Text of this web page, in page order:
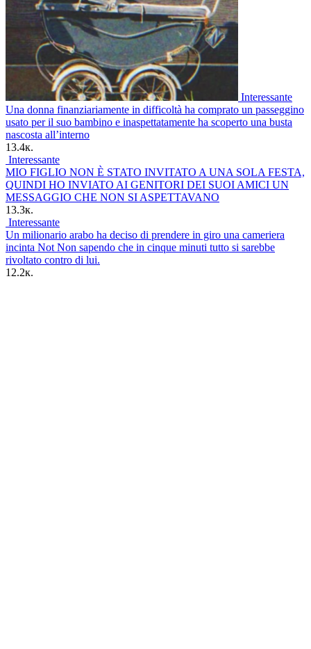
Interessante
Una donna finanziariamente in difficoltà ha comprato un passeggino
usato per il suo bambino e inaspettatamente ha scoperto una busta
nascosta all’interno
13.4к.
Interessante
MIO FIGLIO NON È STATO INVITATO A UNA SOLA FESTA,
QUINDI HO INVIATO AI GENITORI DEI SUOI AMICI UN
MESSAGGIO CHE NON SI ASPETTAVANO
13.3к.
Interessante
Un milionario arabo ha deciso di prendere in giro una cameriera
incinta Not Non sapendo che in cinque minuti tutto si sarebbe
rivoltato contro di lui.
12.2к.